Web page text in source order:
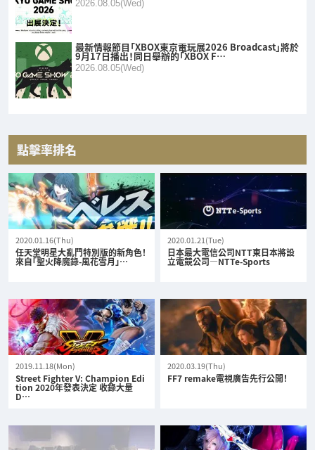
2026.08.05(Wed)
最新情報節目「XBOX東京電玩展2026 Broadcast」將於
9月17日播出！同日舉辦的「XBOX F…
2026.08.05(Wed)
點擊率排名
2020.01.16(Thu)
任天堂明星大亂鬥特別版的新角色！
來自「聖火降魔錄-風花雪月」…
2020.01.21(Tue)
日本最大電信公司NTT東日本將設
立電競公司—NTTe-Sports
2019.11.18(Mon)
Street Fighter V: Champion Edi
tion 2020年發表決定 收錄大量
D…
2020.03.19(Thu)
FF7 remake電視廣告先行公開！